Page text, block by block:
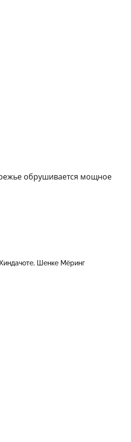
обрушивается мощное
Шенке Мёринг